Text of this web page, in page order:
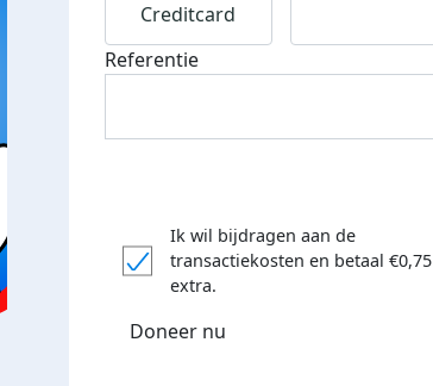
Donateurs bedankt
Creditcard
Referentie
Ik wil bijdragen aan de
transactiekosten en betaal €0,75
extra.
Doneer nu